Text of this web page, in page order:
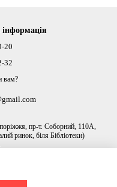
20
32
вам?
пр-т. Соборний, 110А,
ринок, біля Бібліотеки)